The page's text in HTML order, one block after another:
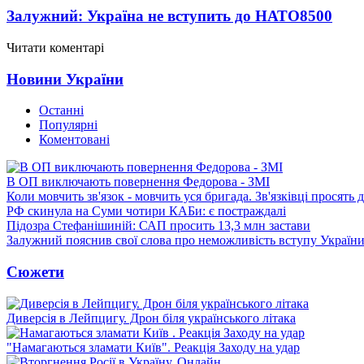
Залужний: Україна не вступить до НАТО8500
Читати коментарі
Новини України
Останні
Популярні
Коментовані
В ОП виключають повернення Федорова - ЗМІ
Коли мовчить зв'язок - мовчить уся бригада. Зв'язківці просять
РФ скинула на Суми чотири КАБи: є постраждалі
Підозра Стефанішиній: САП просить 13,3 млн застави
Залужний пояснив свої слова про неможливість вступу
Сюжети
Диверсія в Лейпцигу. Дрон біля українського літака
"Намагаються зламати Київ". Реакція Заходу на удар